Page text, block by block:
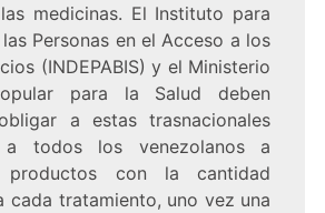
medicinas. El Instituto para
Personas en el Acceso a los
(INDEPABIS) y el Ministerio
para la Salud deben
a estas trasnacionales
todos los venezolanos a
productos con la cantidad
cada tratamiento, uno vez una